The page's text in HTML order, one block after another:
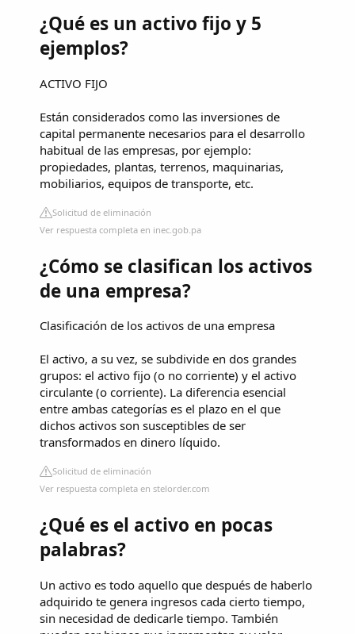
¿Qué es un activo fijo y 5
ejemplos?
ACTIVO FIJO
Están considerados como las inversiones de
capital permanente necesarios para el desarrollo
habitual de las empresas, por ejemplo:
propiedades, plantas, terrenos, maquinarias,
mobiliarios, equipos de transporte, etc.
Solicitud de eliminación
Ver respuesta completa en inec.gob.pa
¿Cómo se clasifican los activos
de una empresa?
Clasificación de los activos de una empresa
El activo, a su vez, se subdivide en dos grandes
grupos: el activo fijo (o no corriente) y el activo
circulante (o corriente). La diferencia esencial
entre ambas categorías es el plazo en el que
dichos activos son susceptibles de ser
transformados en dinero líquido.
Solicitud de eliminación
Ver respuesta completa en stelorder.com
¿Qué es el activo en pocas
palabras?
Un activo es todo aquello que después de haberlo
adquirido te genera ingresos cada cierto tiempo,
sin necesidad de dedicarle tiempo. También